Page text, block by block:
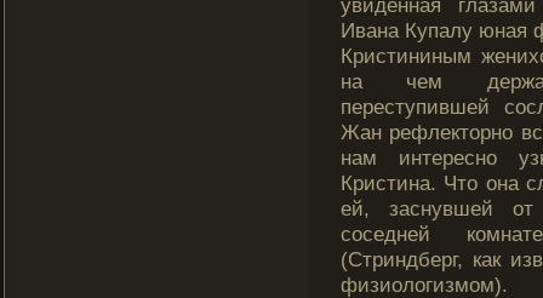
увиденная
Ивана Купалу юная
Кристининым
на чем
переступившей
Жан рефлекторно
нам интересно
Кристина. Что она
ей, заснувшей
соседней
(Стриндберг, как
физиолοгизмом).